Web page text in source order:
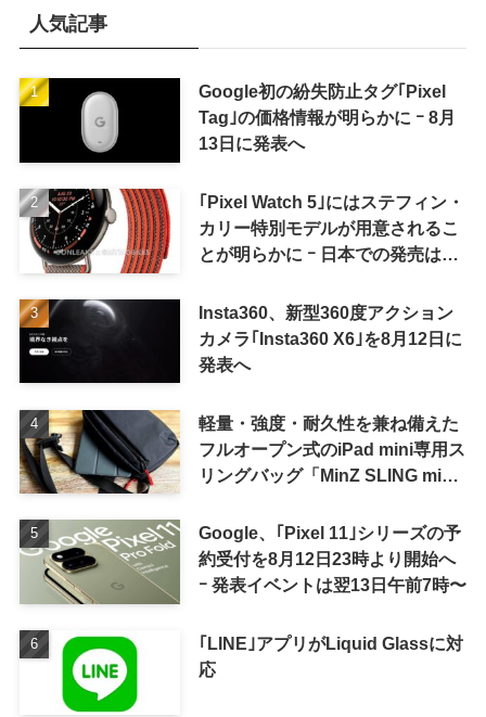
人気記事
Google初の紛失防止タグ｢Pixel
Tag｣の価格情報が明らかに ｰ 8月
13日に発表へ
｢Pixel Watch 5｣にはステフィン・
カリー特別モデルが用意されるこ
とが明らかに ｰ 日本での発売は期
Insta360、新型360度アクション
カメラ｢Insta360 X6｣を8月12日に
発表へ
軽量・強度・耐久性を兼ね備えた
フルオープン式のiPad mini専用ス
リングバッグ「MinZ SLING mini
Google、｢Pixel 11｣シリーズの予
約受付を8月12日23時より開始へ
ｰ 発表イベントは翌13日午前7時〜
｢LINE｣アプリがLiquid Glassに対
応